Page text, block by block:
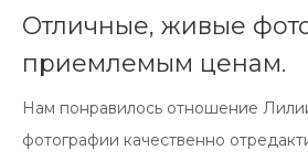
Отличные, живые
приемлемым ценам.
Нам понравилось отношение
фотографии качественно